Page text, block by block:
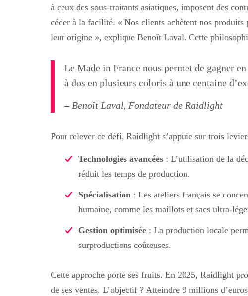
à ceux des sous-traitants asiatiques, imposent des
céder à la facilité. « Nos clients achètent nos
leur origine », explique Benoît Laval. Cette
Le Made in France nous permet de gagner
à dos en plusieurs coloris à une centaine
– Benoît Laval, Fondateur de Raidlight
Pour relever ce défi, Raidlight s’appuie sur trois
Technologies avancées : L’utilisation de la
réduit les temps de production.
Spécialisation : Les ateliers français se
humaine, comme les maillots et sacs ultra-
Gestion optimisée : La production locale
surproductions coûteuses.
Cette approche porte ses fruits. En 2025, Raidlight
de ses ventes. L’objectif ? Atteindre 9 millions